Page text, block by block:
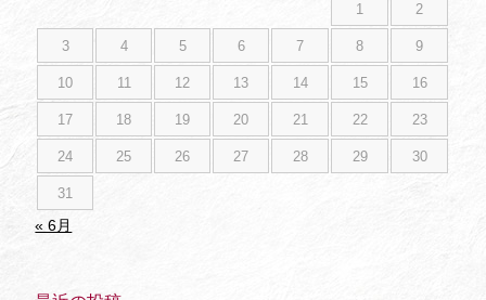
1 2
3 4 5 6 7 8 9
10 11 12 13 14 15 16
17 18 19 20 21 22 23
24 25 26 27 28 29 30
31
« 6月